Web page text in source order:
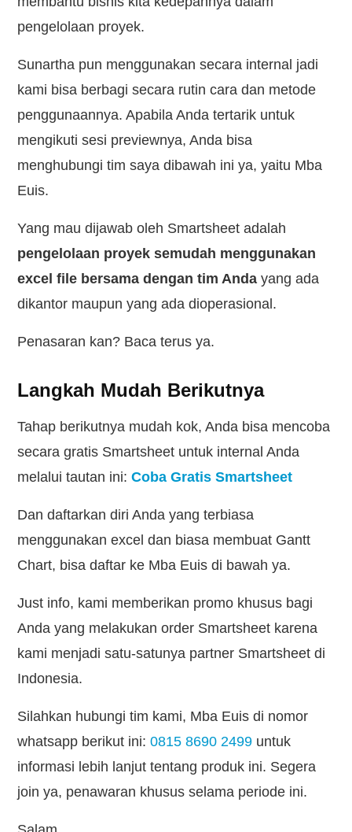
pengelolaan proyek.
Sunartha pun menggunakan secara internal jadi
kami bisa berbagi secara rutin cara dan metode
penggunaannya. Apabila Anda tertarik untuk
mengikuti sesi previewnya, Anda bisa
menghubungi tim saya dibawah ini ya, yaitu Mba
Euis.
Yang mau dijawab oleh Smartsheet adalah
pengelolaan proyek semudah menggunakan
excel file bersama dengan tim Anda yang ada
dikantor maupun yang ada dioperasional.
Penasaran kan? Baca terus ya.
Langkah Mudah Berikutnya
Tahap berikutnya mudah kok, Anda bisa mencoba
secara gratis Smartsheet untuk internal Anda
melalui tautan ini:Coba Gratis Smartsheet
Dan daftarkan diri Anda yang terbiasa
menggunakan excel dan biasa membuat Gantt
Chart, bisa daftar ke Mba Euis di bawah ya.
Just info, kami memberikan promo khusus bagi
Anda yang melakukan order Smartsheet karena
kami menjadi satu-satunya partner Smartsheet di
Indonesia.
Silahkan hubungi tim kami, Mba Euis di nomor
whatsapp berikut ini:0815 8690 2499 untuk
informasi lebih lanjut tentang produk ini. Segera
join ya, penawaran khusus selama periode ini.